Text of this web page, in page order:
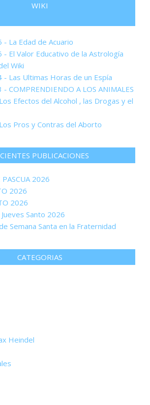
WIKI
- La Edad de Acuario
- El Valor Educativo de la Astrología
Wiki
- Las Ultimas Horas de un Espía
- COMPRENDIENDO A LOS ANIMALES
Efectos del Alcohol , las Drogas y el
Pros y Contras del Aborto
PUBLICACIONES
2026
2026
2026
Santo 2026
Semana Santa en la Fraternidad
CATEGORIAS
Heindel